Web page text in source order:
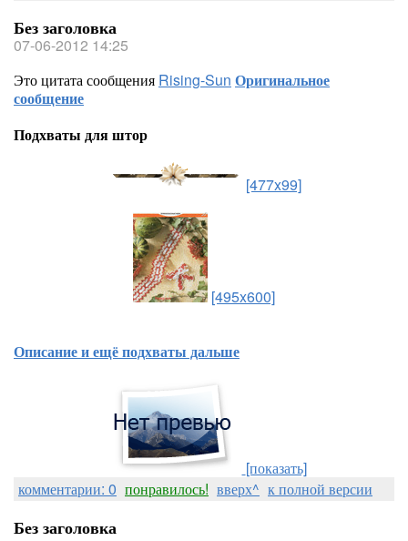
Без заголовка
07-06-2012 14:25
Это цитата сообщения Rising-Sun Оригинальное
сообщение
Подхваты для штор
[477x99]
[495x600]
Описание и ещё подхваты дальше
[показать]
комментарии: 0 понравилось! вверх^ к полной версии
Без заголовка